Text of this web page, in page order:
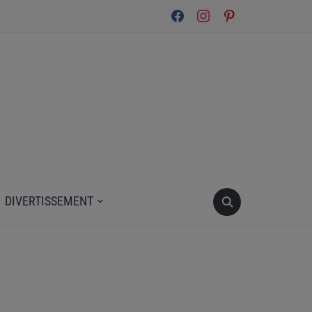
facebookinstagrampinterest
DIVERTISSEMENT